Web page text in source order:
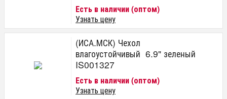
Есть в наличии (оптом)
Узнать цену
(ИСА.МСК) Чехол
влагоустойчивый 6.9" зеленый
IS001327
Есть в наличии (оптом)
Узнать цену